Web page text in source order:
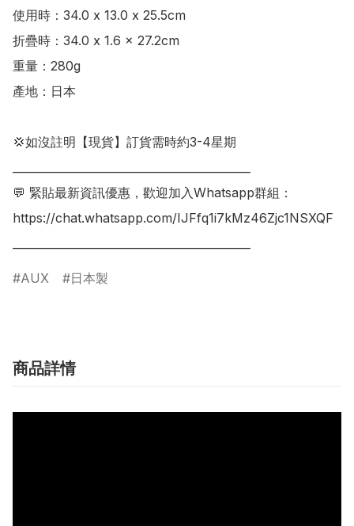
使用時：34.0 x 13.0 x 25.5cm
折疊時：34.0 x 1.6 x 27.2cm
重量：280g
產地：日本
💢如沒註明【現貨】訂貨需時約3-4星期
💬 緊貼最新資訊優惠，歡迎加入Whatsapp群組：
https://chat.whatsapp.com/IJFfq1i7kMz46Zjc1NSXQF
AUX 日本製
商品詳情